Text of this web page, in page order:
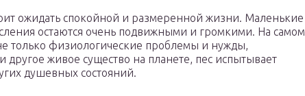
ожидать спокойной и размеренной жизни. Маленькие
остаются очень подвижными и громкими. На самом
только физиологические проблемы и нужды,
другое живое существо на планете, пес испытывает
душевных состояний.